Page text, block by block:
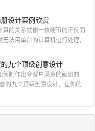
计公司 如何选择简洁画册
互联网上存在许多可以查
的企业安全软件，客户们在招标
设计案例欣赏
算的关系就像一枚硬币的正反面
法用单台的计算机进行处理，
算的分布式处理、分布式数据
最近古柏就接到一项关于大数据
面我们一起开分析下由古柏小编
九个顶级创意设计
制作出令客户满意的画册的
的九个顶级创意设计，让你的
您在考虑如何设计宣传册时，
需要一本宣传册。然后让他们